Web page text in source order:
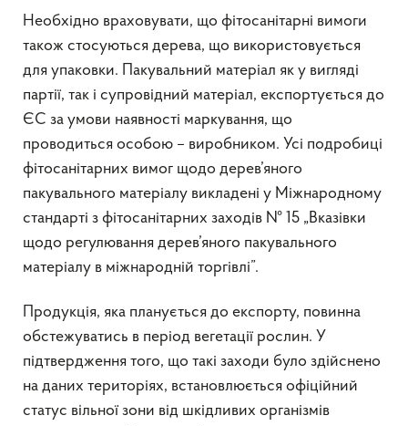
Необхідно враховувати, що фітосанітарні вимоги
також стосуються дерева, що використовується
для упаковки. Пакувальний матеріал як у вигляді
партії, так і супровідний матеріал, експортується до
ЄС за умови наявності маркування, що
проводиться особою – виробником. Усі подробиці
фітосанітарних вимог щодо дерев’яного
пакувального матеріалу викладені у Міжнародному
стандарті з фітосанітарних заходів № 15 „Вказівки
щодо регулювання дерев’яного пакувального
матеріалу в міжнародній торгівлі”.
Продукція, яка планується до експорту, повинна
обстежуватись в період вегетації рослин. У
підтвердження того, що такі заходи було здійснено
на даних територіях, встановлюється офіційний
статус вільної зони від шкідливих організмів